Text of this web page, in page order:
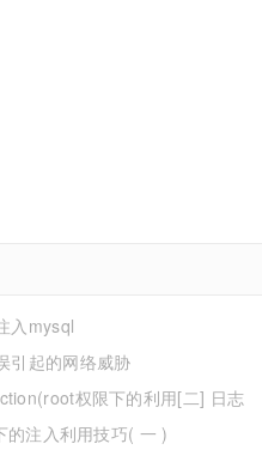
入mysql
引起的网络威胁
权限下的利用[二] 日志
提权])
注入利用技巧( 一 )